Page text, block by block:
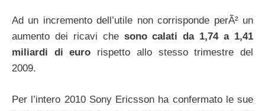
Ad un incremento dell’utile non corrisponde perÃ² un
aumento dei ricavi che sono calati da 1,74 a 1,41
miliardi di euro rispetto allo stesso trimestre del
2009.
Per l’intero 2010 Sony Ericsson ha confermato le sue